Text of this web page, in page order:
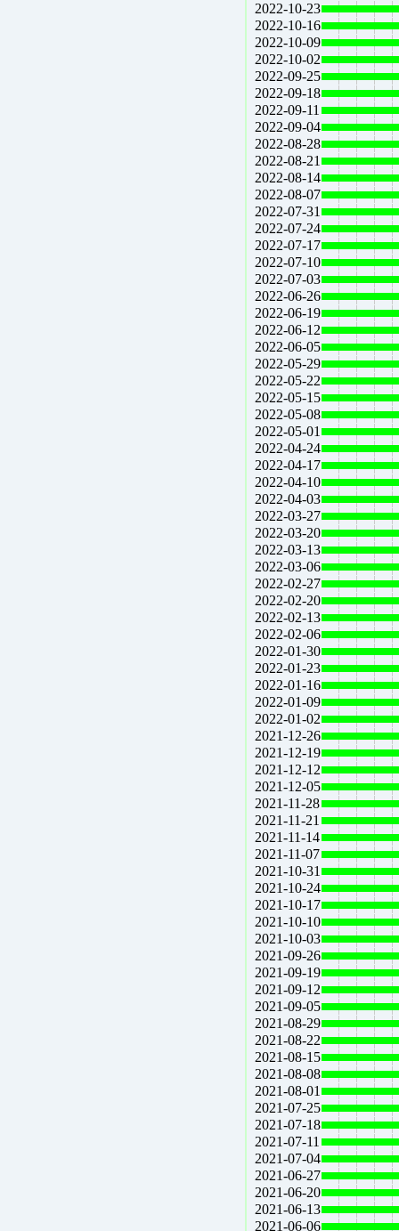
2022-10-23
2022-10-16
2022-10-09
2022-10-02
2022-09-25
2022-09-18
2022-09-11
2022-09-04
2022-08-28
2022-08-21
2022-08-14
2022-08-07
2022-07-31
2022-07-24
2022-07-17
2022-07-10
2022-07-03
2022-06-26
2022-06-19
2022-06-12
2022-06-05
2022-05-29
2022-05-22
2022-05-15
2022-05-08
2022-05-01
2022-04-24
2022-04-17
2022-04-10
2022-04-03
2022-03-27
2022-03-20
2022-03-13
2022-03-06
2022-02-27
2022-02-20
2022-02-13
2022-02-06
2022-01-30
2022-01-23
2022-01-16
2022-01-09
2022-01-02
2021-12-26
2021-12-19
2021-12-12
2021-12-05
2021-11-28
2021-11-21
2021-11-14
2021-11-07
2021-10-31
2021-10-24
2021-10-17
2021-10-10
2021-10-03
2021-09-26
2021-09-19
2021-09-12
2021-09-05
2021-08-29
2021-08-22
2021-08-15
2021-08-08
2021-08-01
2021-07-25
2021-07-18
2021-07-11
2021-07-04
2021-06-27
2021-06-20
2021-06-13
2021-06-06